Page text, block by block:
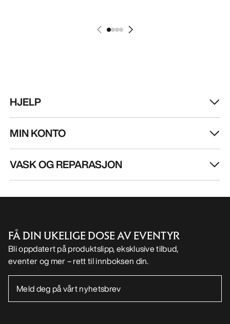
HJELP
MIN KONTO
VASK OG REPARASJON
FÅ DIN UKELIGE DOSE AV EVENTYR
Bli oppdatert på produktslipp, eksklusive tilbud,
eventer og mer – rett til innboksen din.